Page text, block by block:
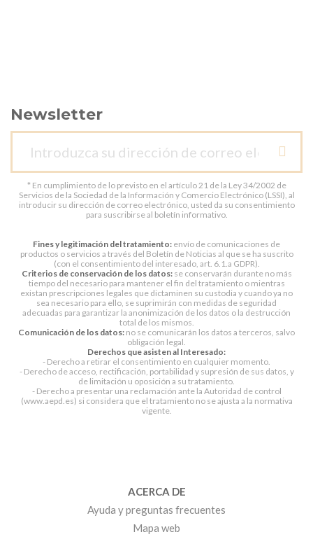
Newsletter
* En cumplimiento de lo previsto en el artículo 21 de la Ley 34/2002 de
Servicios de la Sociedad de la Información y Comercio Electrónico (LSSI), al
introducir su dirección de correo electrónico, usted da su consentimiento
para suscribirse al boletín informativo.
Fines y legitimación del tratamiento: envío de comunicaciones de
productos o servicios a través del Boletín de Noticias al que se ha suscrito
(con el consentimiento del interesado, art. 6.1.a GDPR).
Criterios de conservación de los datos:se conservarán durante no más
tiempo del necesario para mantener el fin del tratamiento o mientras
existan prescripciones legales que dictaminen su custodia y cuando ya no
sea necesario para ello, se suprimirán con medidas de seguridad
adecuadas para garantizar la anonimización de los datos o la destrucción
total de los mismos.
Comunicación de los datos: no se comunicarán los datos a terceros, salvo
obligación legal.
Derechos que asisten al Interesado:
- Derecho a retirar el consentimiento en cualquier momento.
- Derecho de acceso, rectificación, portabilidad y supresión de sus datos, y
de limitación u oposición a su tratamiento.
- Derecho a presentar una reclamación ante la Autoridad de control
(www.aepd.es) si considera que el tratamiento no se ajusta a la normativa
vigente.
ACERCA DE
Ayuda y preguntas frecuentes
Mapa web